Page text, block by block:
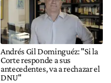
Andrés Gil Dominguéz: "Si la
Corte responde a sus
antecedentes, va a rechazar el
DNU"